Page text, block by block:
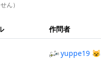
ん）
作問者
yuppe19 😺